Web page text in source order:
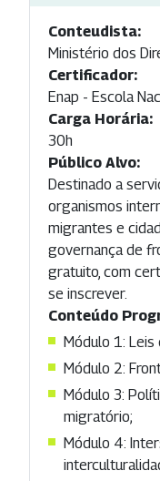
Conteudista:
Ministério dos
Certificador:
Enap - Escola
Carga Horária:
30h
Público Alvo:
Destinado a
organismos
migrantes e
governança de
gratuito, com
se inscrever.
Conteúdo
Módulo 1: Leis
Módulo 2:
Módulo 3:
migratório;
Módulo 4: